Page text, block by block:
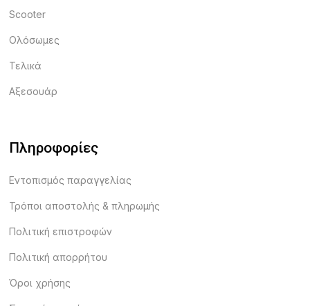
Scooter
Ολόσωμες
Τελικά
Αξεσουάρ
Πληροφορίες
Εντοπισμός παραγγελίας
Τρόποι αποστολής & πληρωμής
Πολιτική επιστροφών
Πολιτική απορρήτου
Όροι χρήσης